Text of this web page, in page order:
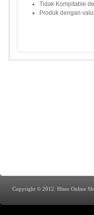
Tidak Kompitable
Produk dengan
Copyright © 2012. Hiten Online